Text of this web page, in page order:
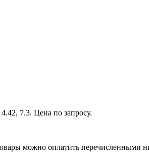
7.3. Цена по запросу.
можно оплатить перечисленными